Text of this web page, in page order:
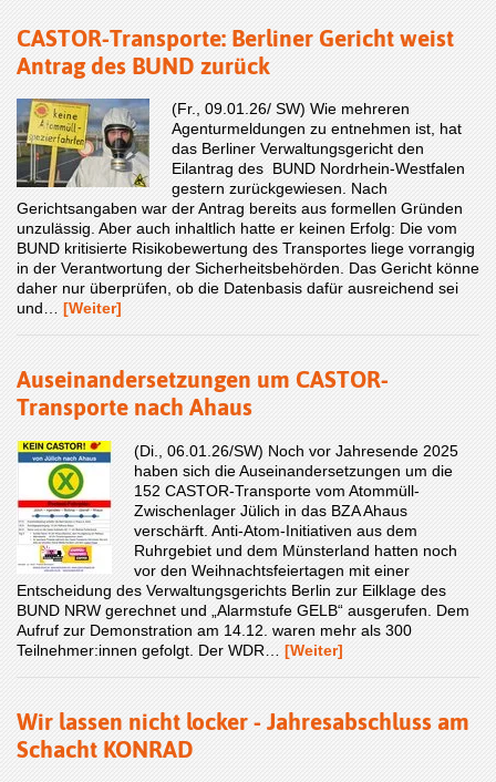
CASTOR-Transporte: Berliner Gericht weist
Antrag des BUND zurück
(Fr., 09.01.26/ SW) Wie mehreren
Agenturmeldungen zu entnehmen ist, hat
das Berliner Verwaltungsgericht den
Eilantrag des BUND Nordrhein-Westfalen
gestern zurückgewiesen. Nach
Gerichtsangaben war der Antrag bereits aus formellen Gründen
unzulässig. Aber auch inhaltlich hatte er keinen Erfolg: Die vom
BUND kritisierte Risikobewertung des Transportes liege vorrangig
in der Verantwortung der Sicherheitsbehörden. Das Gericht könne
daher nur überprüfen, ob die Datenbasis dafür ausreichend sei
und… [Weiter]
Auseinandersetzungen um CASTOR-
Transporte nach Ahaus
(Di., 06.01.26/SW) Noch vor Jahresende 2025
haben sich die Auseinandersetzungen um die
152 CASTOR-Transporte vom Atommüll-
Zwischenlager Jülich in das BZA Ahaus
verschärft. Anti-Atom-Initiativen aus dem
Ruhrgebiet und dem Münsterland hatten noch
vor den Weihnachtsfeiertagen mit einer
Entscheidung des Verwaltungsgerichts Berlin zur Eilklage des
BUND NRW gerechnet und „Alarmstufe GELB“ ausgerufen. Dem
Aufruf zur Demonstration am 14.12. waren mehr als 300
Teilnehmer:innen gefolgt. Der WDR… [Weiter]
Wir lassen nicht locker - Jahresabschluss am
Schacht KONRAD